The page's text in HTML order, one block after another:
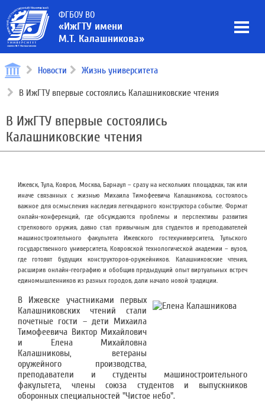
ФГБОУ ВО
«ИжГТУ имени
М.Т. Калашникова»
Новости Жизнь университета
В ИжГТУ впервые состоялись Калашниковские чтения
В ИжГТУ впервые состоялись
Калашниковские чтения
Ижевск, Тула, Ковров, Москва, Барнаул – сразу на нескольких площадках, так или
иначе связанных с жизнью Михаила Тимофеевича Калашникова, состоялось
важное для осмысления наследия легендарного конструктора событие. Формат
онлайн-конференций, где обсуждаются проблемы и перспективы развития
стрелкового оружия, давно стал привычным для студентов и преподавателей
машиностроительного факультета Ижевского гостехуниверситета, Тульского
государственного университета, Ковровской технологической академии – вузов,
где готовят будущих конструкторов-оружейников. Калашниковские чтения,
расширив онлайн-географию и обобщив предыдущий опыт виртуальных встреч
единомышленников из разных городов, дали начало новой традиции.
В Ижевске участниками первых
Калашниковских чтений стали
почетные гости – дети Михаила
Тимофеевича Виктор Михайлович
и Елена Михайловна
Калашниковы, ветераны
оружейного производства,
преподаватели и студенты машиностроительного
факультета, члены союза студентов и выпускников
оборонных специальностей "Чистое небо".